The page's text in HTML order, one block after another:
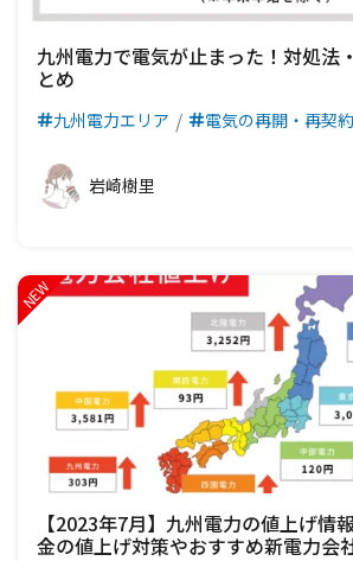
九州電力で電気が止まった！対処法
とめ
九州電力エリア 電気の再開・再契約
岩崎樹里
【2023年7月】九州電力の値上げ情
金の値上げ対策やおすすめ新電力会